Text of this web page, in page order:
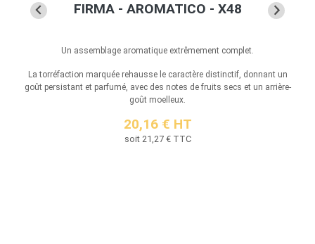
FIRMA - AROMATICO - X48
Un assemblage aromatique extrêmement complet.
La torréfaction marquée rehausse le caractère distinctif, donnant un
goût persistant et parfumé, avec des notes de fruits secs et un arrière-
goût moelleux.
20,16 € HT
soit 21,27 € TTC